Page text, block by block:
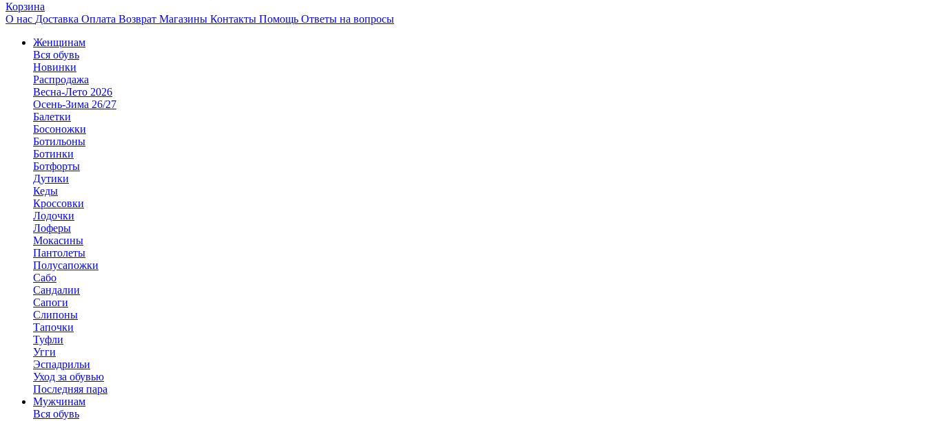
Корзина
О нас Доставка Оплата Возврат Магазины Контакты Помощь Ответы на вопросы
Женщинам
Вся обувь
Новинки
Распродажа
Весна-Лето 2026
Осень-Зима 26/27
Балетки
Босоножки
Ботильоны
Ботинки
Ботфорты
Дутики
Кеды
Кроссовки
Лодочки
Лоферы
Мокасины
Пантолеты
Полусапожки
Сабо
Сандалии
Сапоги
Слипоны
Тапочки
Туфли
Угги
Эспадрильи
Уход за обувью
Последняя пара
Мужчинам
Вся обувь